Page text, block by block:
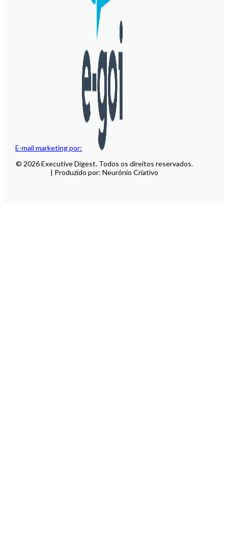
E-mail marketing por:
© 2026 Executive Digest. Todos os direitos reservados.
| Produzido por: Neurónio Criativo